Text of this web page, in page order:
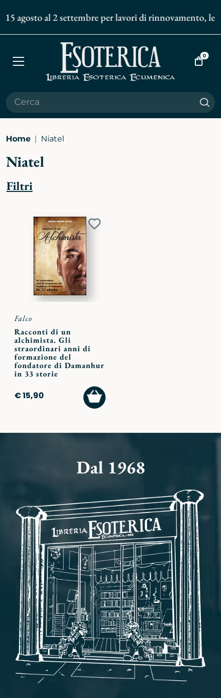
agosto al 2 settembre per lavori di rinnovamento,
Apri
Vai
0
Home Niatel
Niatel
Filtri
Aggiungi
Falco
Racconti di un
alchimista. Gli
straordinari anni di
formazione del
fondatore di Damanhur
in 33 storie
€ 15,90
AGGIUNGI
AL
CARRELLO
Dal 1968